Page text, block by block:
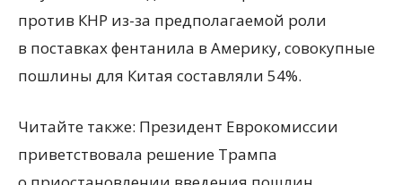
против КНР из-за предполагаемой роли
в поставках фентанила в Америку, совокупные
пошлины для Китая составляли 54%.
Читайте также: Президент Еврокомиссии
приветствовала решение Трампа